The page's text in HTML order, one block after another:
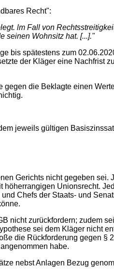
Recht":
lm Fall von
seinen Wohnsitz hat. [...]."
bis spätestens zum
der Kläger eine Nachfrist
die Beklagte einen
jeweils gültigen
Gerichts nicht gegeben
Unionsrecht.
Chefs der Staats- und
nicht zurückfordern; zudem
sei dem Kläger nicht
die Rückforderung gegen §
habe.
nebst Anlagen Bezug